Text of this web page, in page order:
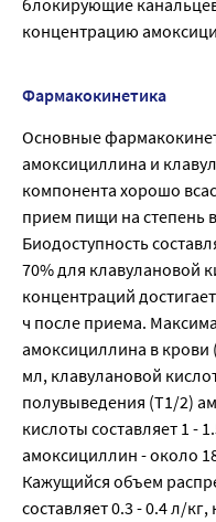
блокирующие
концентрацию
Фармакокинетика
Основные
амоксициллина и
компонента хорошо
прием пищи на степень
Биодоступность
70% для клавулановой
концентраций
ч после приема.
амоксициллина в крови
мл, клавулановой
полувыведения (T1/2)
кислоты составляет 1 -
амоксициллин - около
Кажущийся объем
составляет 0.3 - 0.4 л/